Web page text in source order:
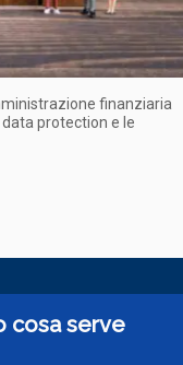
finanziaria
protection e le
cosa serve